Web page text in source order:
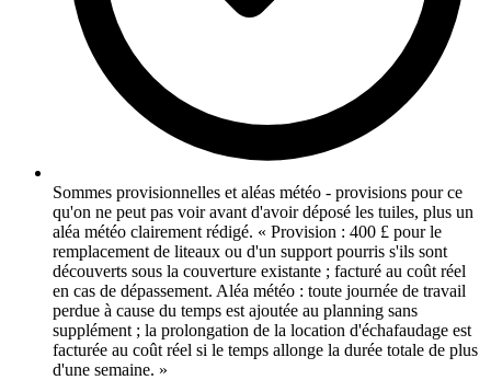
Sommes provisionnelles et aléas météo - provisions pour ce
qu'on ne peut pas voir avant d'avoir déposé les tuiles, plus un
aléa météo clairement rédigé. « Provision : 400 £ pour le
remplacement de liteaux ou d'un support pourris s'ils sont
découverts sous la couverture existante ; facturé au coût réel
en cas de dépassement. Aléa météo : toute journée de travail
perdue à cause du temps est ajoutée au planning sans
supplément ; la prolongation de la location d'échafaudage est
facturée au coût réel si le temps allonge la durée totale de plus
d'une semaine. »